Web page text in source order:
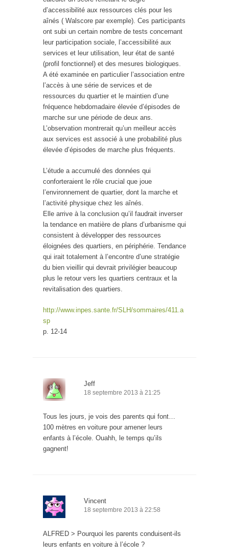
d’accessibilité aux ressources clés pour les
aînés ( Walscore par exemple). Ces participants
ont subi un certain nombre de tests concernant
leur participation sociale, l’accessibilité aux
services et leur utilisation, leur état de santé
(profil fonctionnel) et des mesures biologiques.
A été examinée en particulier l’association entre
l’accès à une série de services et de
ressources du quartier et le maintien d’une
fréquence hebdomadaire élevée d’épisodes de
marche sur une période de deux ans.
L’observation montrerait qu’un meilleur accès
aux services est associé à une probabilité plus
élevée d’épisodes de marche plus fréquents.
L’étude a accumulé des données qui
conforteraient le rôle crucial que joue
l’environnement de quartier, dont la marche et
l’activité physique chez les aînés.
Elle arrive à la conclusion qu’il faudrait inverser
la tendance en matière de plans d’urbanisme qui
consistent à développer des ressources
éloignées des quartiers, en périphérie. Tendance
qui irait totalement à l’encontre d’une stratégie
du bien vieillir qui devrait privilégier beaucoup
plus le retour vers les quartiers centraux et la
revitalisation des quartiers.
http://www.inpes.sante.fr/SLH/sommaires/411.a
sp
p. 12-14
Jeff
18 septembre 2013 à 21:25
Tous les jours, je vois des parents qui font…
100 mètres en voiture pour amener leurs
enfants à l’école. Ouahh, le temps qu’ils
gagnent!
Vincent
18 septembre 2013 à 22:58
ALFRED > Pourquoi les parents conduisent-ils
leurs enfants en voiture à l’école ?